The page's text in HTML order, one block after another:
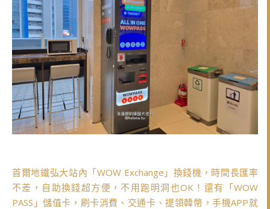
首爾地鐵弘大站內「WOW Exchange」換錢機，時間長匯率
不差，自助換錢超方便，不用跑明洞也OK！還有「WOW
PASS」儲值卡，刷卡消費、交通卡、提領韓幣，手機APP就